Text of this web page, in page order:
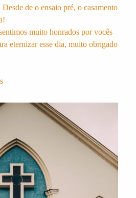
de o ensaio pré, o casamento
muito honrados por vocês
eternizar esse dia, muito obrigado